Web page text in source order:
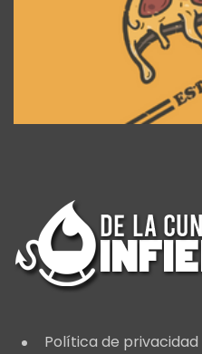
Política de privacidad